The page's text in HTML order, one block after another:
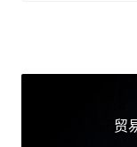
彭博商业周刊表
贸